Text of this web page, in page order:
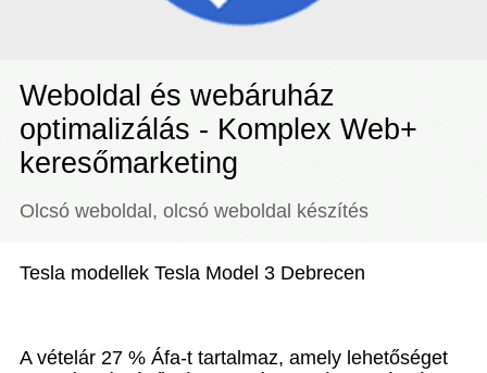
Weboldal és webáruház
optimalizálás - Komplex Web+
keresőmarketing
Olcsó weboldal, olcsó weboldal készítés
Tesla modellek Tesla Model 3 Debrecen
A vételár 27 % Áfa-t tartalmaz, amely lehetőséget